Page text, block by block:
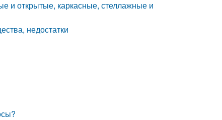
и открытые, каркасные, стеллажные и
недостатки